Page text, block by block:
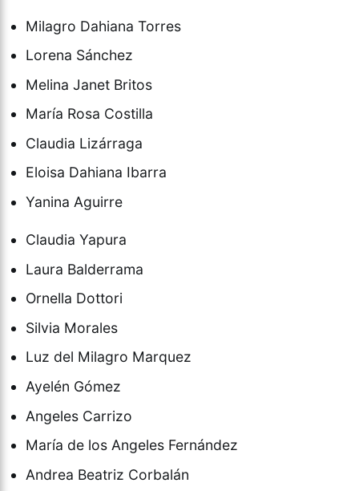
Milagro Dahiana Torres
Lorena Sánchez
Melina Janet Britos
María Rosa Costilla
Claudia Lizárraga
Eloisa Dahiana Ibarra
Yanina Aguirre
Claudia Yapura
Laura Balderrama
Ornella Dottori
Silvia Morales
Luz del Milagro Marquez
Ayelén Gómez
Angeles Carrizo
María de los Angeles Fernández
Andrea Beatriz Corbalán